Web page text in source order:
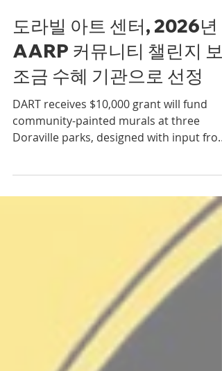
6월 24일 2분 분량
도라빌 아트 센터, 2026년
AARP 커뮤니티 챌린지 보
조금 수혜 기관으로 선정
Doraville parks, designed with input from
older adults and residents of all ages